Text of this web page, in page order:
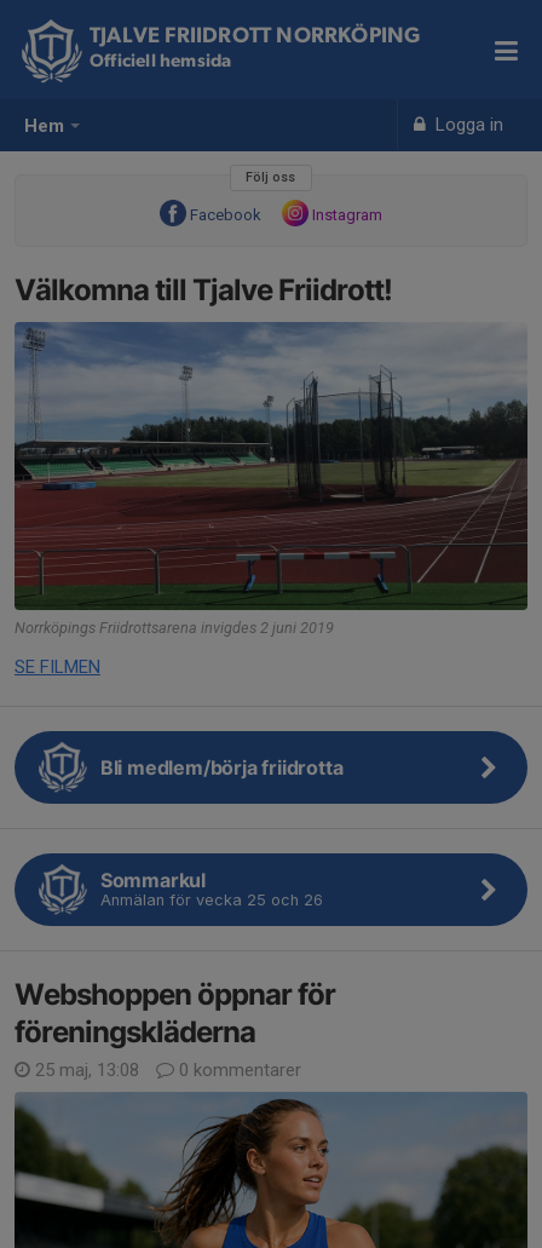
Hem Logga in
TJALVE FRIIDROTT NORRKÖPING
Officiell hemsida
Följ oss
Facebook Instagram
Välkomna till Tjalve Friidrott!
Norrköpings Friidrottsarena invigdes 2 juni 2019
SE FILMEN
Bli medlem/börja friidrotta
Sommarkul
Anmälan för vecka 25 och 26
Webshoppen öppnar för
föreningskläderna
25 maj, 13:08 0 kommentarer